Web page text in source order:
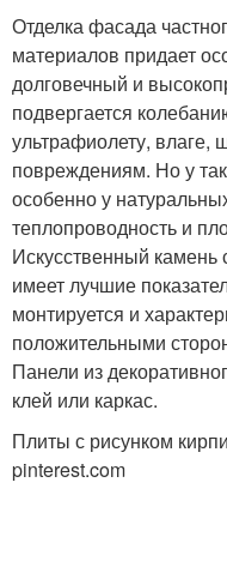
Отделка фасада
материалов придает
долговечный и
подвергается
ультрафиолету, влаге,
повреждениям. Но у
особенно у
теплопроводность и
Искусственный камень
имеет лучшие
монтируется и
положительными
Панели из
клей или каркас.
Плиты с рисунком
pinterest.com